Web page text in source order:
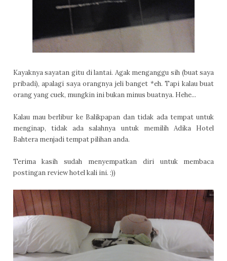
Kayaknya sayatan gitu di lantai. Agak menganggu sih (buat saya
pribadi), apalagi saya orangnya jeli banget *eh. Tapi kalau buat
orang yang cuek, mungkin ini bukan minus buatnya. Hehe...
Kalau mau berlibur ke Balikpapan dan tidak ada tempat untuk
menginap, tidak ada salahnya untuk memilih Adika Hotel
Bahtera menjadi tempat pilihan anda.
Terima kasih sudah menyempatkan diri untuk membaca
postingan review hotel kali ini. :))